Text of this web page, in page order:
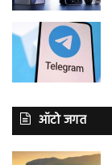
ऑटो जगत